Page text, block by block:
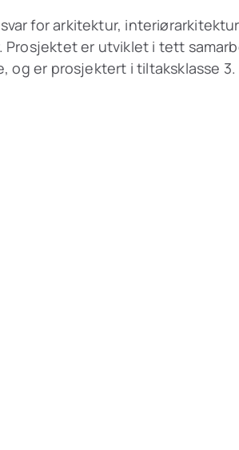
for arkitektur,
Prosjektet er utviklet i tett
og er prosjektert i tiltaksklasse 3.